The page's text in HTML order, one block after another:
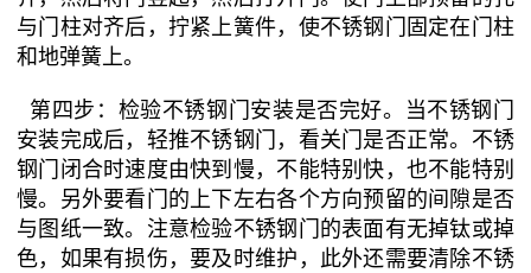
与门柱对齐后，拧紧上簧件，使不锈钢门固定在门柱
和地弹簧上。
第四步：检验不锈钢门安装是否完好。当不锈钢门
安装完成后，轻推不锈钢门，看关门是否正常。不锈
钢门闭合时速度由快到慢，不能特别快，也不能特别
慢。另外要看门的上下左右各个方向预留的间隙是否
与图纸一致。注意检验不锈钢门的表面有无掉钛或掉
色，如果有损伤，要及时维护，此外还需要清除不锈